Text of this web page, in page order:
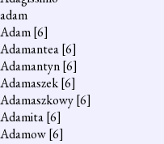
adam
Adam[6]
Adamantea[6]
Adamantyn[6]
Adamaszek[6]
Adamaszkowy[6]
Adamita[6]
Adamow[6]